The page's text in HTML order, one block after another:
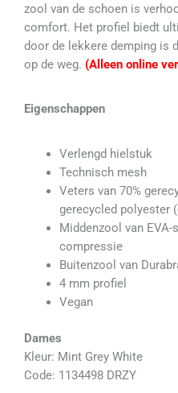
zool van de schoen is
comfort. Het profiel biedt
door de lekkere demping is
op de weg. (Alleen online
Eigenschappen
Verlengd hielstuk
Technisch mesh
Veters van 70%
gerecycled polyester
Middenzool van
compressie
Buitenzool van
4 mm profiel
Vegan
Dames
Kleur: Mint Grey White
Code: 1134498 DRZY